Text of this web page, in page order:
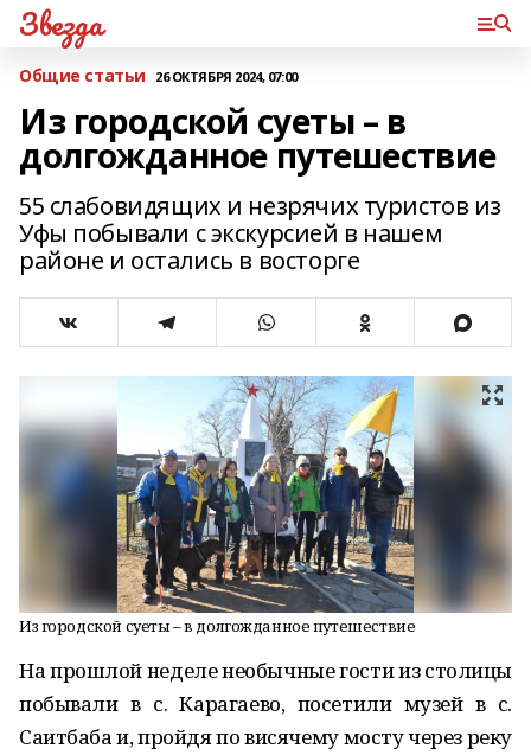
Звезда
Общие статьи 26 ОКТЯБРЯ 2024, 07:00
Из городской суеты – в
долгожданное путешествие
55 слабовидящих и незрячих туристов из
Уфы побывали с экскурсией в нашем
районе и остались в восторге
Из городской суеты – в долгожданное путешествие
На прошлой неделе необычные гости из столицы
побывали в с. Карагаево, посетили музей в с.
Саитбаба и, пройдя по висячему мосту через реку